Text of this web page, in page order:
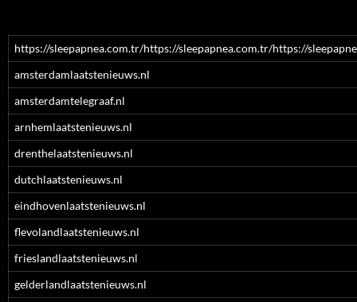
https://sleepapnea.com.tr/https://sleepapnea.com.tr/https://
amsterdamlaatstenieuws.nl
amsterdamtelegraaf.nl
arnhemlaatstenieuws.nl
drenthelaatstenieuws.nl
dutchlaatstenieuws.nl
eindhovenlaatstenieuws.nl
flevolandlaatstenieuws.nl
frieslandlaatstenieuws.nl
gelderlandlaatstenieuws.nl